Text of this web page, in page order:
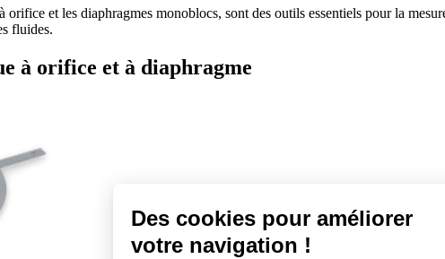
orifice et les diaphragmes monoblocs, sont des outils essentiels pour la
fluides.
à orifice et à diaphragme